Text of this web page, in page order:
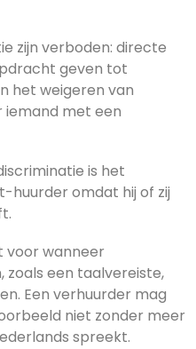
zijn verboden: directe
geven tot
het weigeren van
iemand met een
is het
huurder omdat hij of zij
voor wanneer
zoals een taalvereiste,
Een verhuurder mag
niet zonder meer
spreekt.